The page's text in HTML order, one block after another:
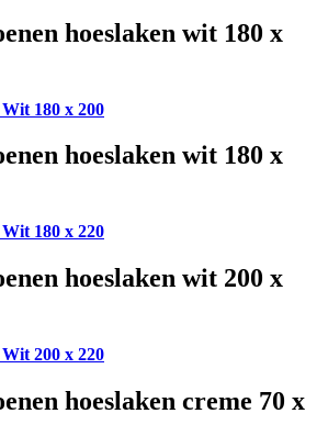
hoeslaken wit 180 x
180 x 200
hoeslaken wit 180 x
180 x 220
hoeslaken wit 200 x
200 x 220
hoeslaken creme 70 x